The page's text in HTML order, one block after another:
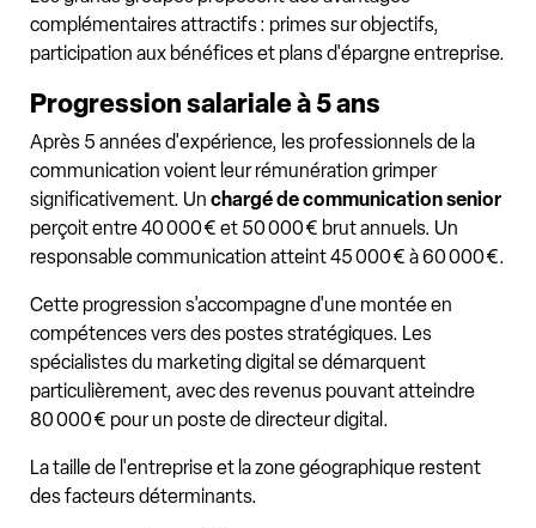
complémentaires attractifs : primes sur objectifs,
participation aux bénéfices et plans d'épargne entreprise.
Progression salariale à 5 ans
Après 5 années d'expérience, les professionnels de la
communication voient leur rémunération grimper
significativement. Un chargé de communication senior
perçoit entre 40 000 € et 50 000 € brut annuels. Un
responsable communication atteint 45 000 € à 60 000 €.
Cette progression s'accompagne d'une montée en
compétences vers des postes stratégiques. Les
spécialistes du marketing digital se démarquent
particulièrement, avec des revenus pouvant atteindre
80 000 € pour un poste de directeur digital.
La taille de l'entreprise et la zone géographique restent
des facteurs déterminants.